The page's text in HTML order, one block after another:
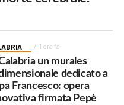
1 ora fa
un murales
dedicato a
Francesco: opera
firmata Pepè